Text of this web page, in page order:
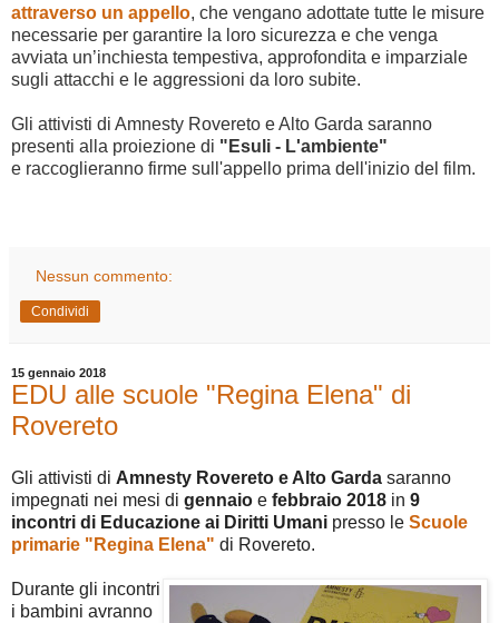
attraverso un appello, che vengano adottate tutte le misure
necessarie per garantire la loro sicurezza e che venga
avviata un’inchiesta tempestiva, approfondita e imparziale
sugli attacchi e le aggressioni da loro subite.
Gli attivisti di Amnesty Rovereto e Alto Garda saranno
presenti alla proiezione di " Esuli - L'ambiente"
e raccoglieranno firme sull'appello prima dell'inizio del film.
Nessun commento:
Condividi
15 gennaio 2018
EDU alle scuole "Regina Elena" di
Rovereto
Gli attivisti di Amnesty Rovereto e Alto Garda saranno
impegnati nei mesi di gennaio e febbraio 2018 in 9
incontri di Educazione ai Diritti Umani presso le Scuole
primarie "Regina Elena" di Rovereto.
Durante gli incontri
i bambini avranno